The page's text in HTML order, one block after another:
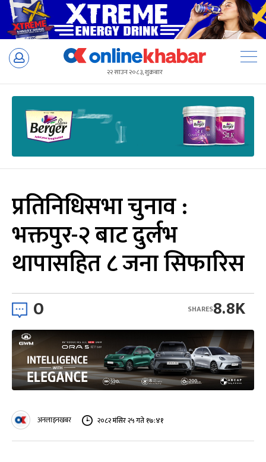
Skip
२२ साउन २०८३, शुक्रबार
प्रतिनिधिसभा चुनाव :
भक्तपुर-२ बाट दुर्लभ
थापासहित ८ जना सिफारिस
0 8.8K
SHARES
अनलाइनखबर २०८२ मंसिर २५ गते १७:४१